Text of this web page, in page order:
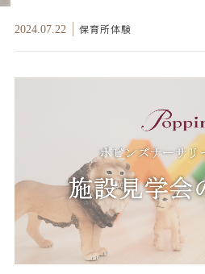
2024.07.22 保育所体験